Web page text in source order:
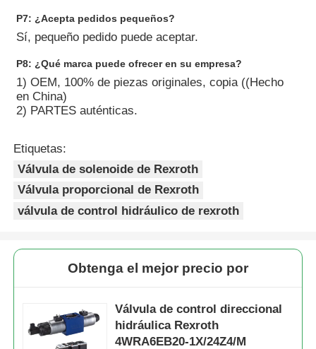
P7: ¿Acepta pedidos pequeños?
Sí, pequeño pedido puede aceptar.
P8: ¿Qué marca puede ofrecer en su empresa?
1) OEM, 100% de piezas originales, copia ((Hecho
en China)
2) PARTES auténticas.
Etiquetas:
Válvula de solenoide de Rexroth
Válvula proporcional de Rexroth
válvula de control hidráulico de rexroth
Obtenga el mejor precio por
Válvula de control direccional
hidráulica Rexroth
4WRA6EB20-1X/24Z4/M